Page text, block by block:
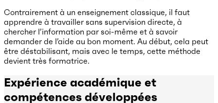
Contrairement à un enseignement classique, il faut
apprendre à travailler sans supervision directe, à
chercher l’information par soi-même et à savoir
demander de l’aide au bon moment. Au début, cela peut
être déstabilisant, mais avec le temps, cette méthode
devient très formatrice.
Expérience académique et
compétences développées